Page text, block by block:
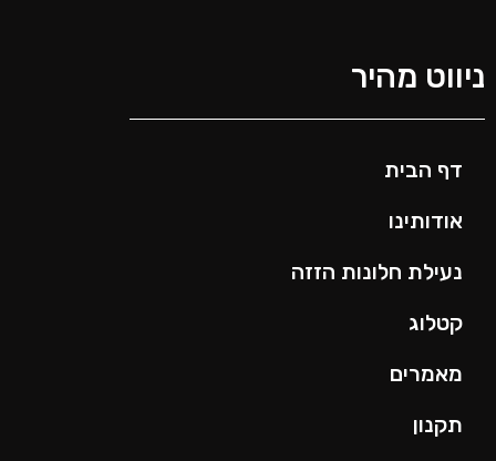
ניווט מהיר
דף הבית
אודותינו
נעילת חלונות הזזה
קטלוג
מאמרים
תקנון